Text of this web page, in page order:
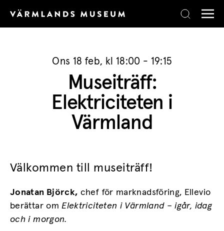
Ons 18 feb, kl 18:00 - 19:15
Museiträff:
Elektriciteten i
Värmland
Välkommen till museiträff!
Jonatan Björck, chef för marknadsföring, Ellevio
berättar omElektriciteten i Värmland – igår, idag
och i morgon.